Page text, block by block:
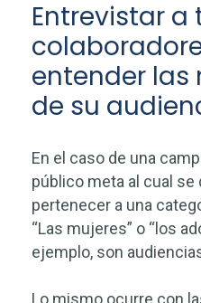
Entrevistar a
entender
de su
En el caso de una
público meta al cual se
pertenecer a una
“Las mujeres” o “los
ejemplo, son
Lo mismo ocurre con